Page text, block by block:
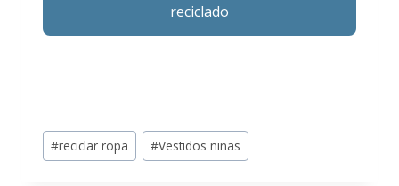
reciclado
#reciclar ropa #Vestidos niñas